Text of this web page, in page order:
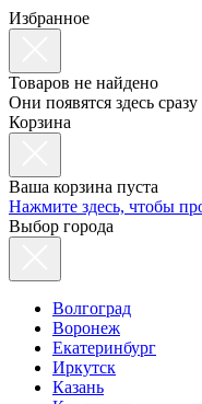
Избранное
Товаров не найдено
Они появятся здесь
Корзина
Ваша корзина пуста
Нажмите здесь, чтобы
Выбор города
Волгоград
Воронеж
Екатеринбург
Иркутск
Казань